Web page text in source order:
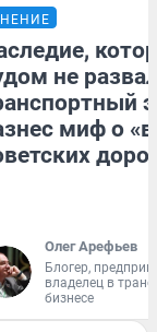
не
миф о
Олег Арефьев
Блогер,
владелец в
бизнесе